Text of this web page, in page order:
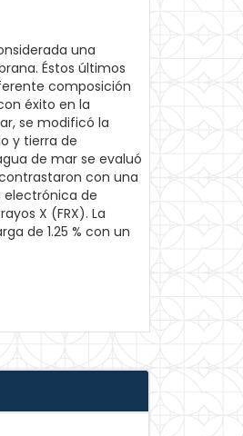
una
Éstos últimos
composición
éxito en la
se modificó la
y tierra de
de mar se evaluó
con una
electrónica de
X (FRX). La
de 1.25 % con un